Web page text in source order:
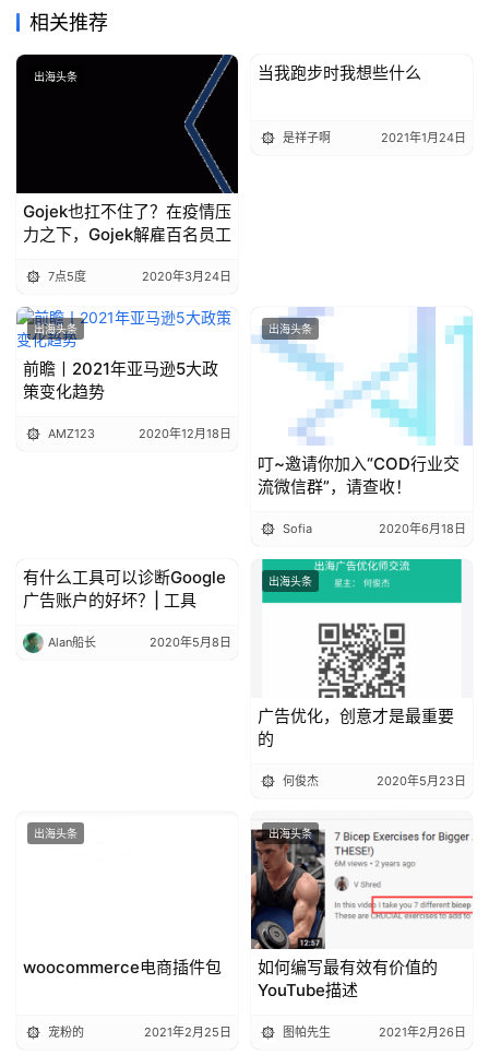
相关推荐
出海头条
Gojek也扛不住了？在疫情压
力之下，Gojek解雇百名员工
7点5度 2020年3月24日
出海头条
当我跑步时我想些什么
是祥子啊 2021年1月24日
出海头条
前瞻丨2021年亚马逊5大政
策变化趋势
AMZ123 2020年12月18日
出海头条
叮~邀请你加入“COD行业交
流微信群”，请查收！
Sofia 2020年6月18日
出海头条
有什么工具可以诊断Google
广告账户的好坏？| 工具
Alan船长 2020年5月8日
出海头条
广告优化，创意才是最重要
的
何俊杰 2020年5月23日
出海头条
woocommerce电商插件包
宠粉的 2021年2月25日
出海头条
如何编写最有效有价值的
YouTube描述
图帕先生 2021年2月26日